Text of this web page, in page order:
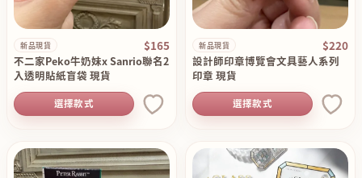
新品現貨 $165
不二家Peko牛奶妹x Sanrio聯名2
入透明貼紙盲袋 現貨
選擇款式
新品現貨 $220
設計師印章博覽會文具藝人系列
印章 現貨
選擇款式